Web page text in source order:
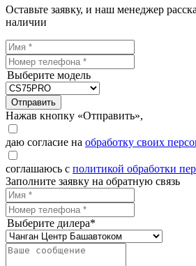
Оставьте заявку, и наш менеджер
наличии
Выберите модель
Отправить
Нажав кнопку «Отправить»,
даю согласие на обработку своих
соглашаюсь с политикой обработки
Заполните заявку на обратную связь
Выберите дилера*